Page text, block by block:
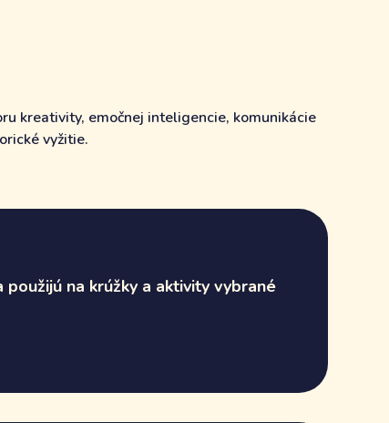
kreativity, emočnej inteligencie, komunikácie
vyžitie.
na krúžky a aktivity vybrané